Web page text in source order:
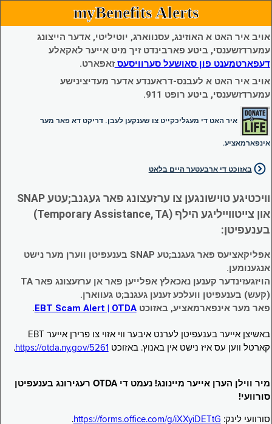
myBenefits Alerts
אויב איר האט א האוזינג, עסנווארג, יוטיליטי, אדער הייצונג
עמערדזשענסי, ביטע פארבינדט זיך מיט אייער לאקאלע
דעפארטמענט פון סאושעל סערוויסעסזאפארט.
אויב איר האט א לעבנס-דראענדע אדער מעדיצינישע
עמערדזשענסי, ביטע רופט 911.
איר האט די מעגליכקייט צו שענקען לעבן. דריקט דא פאר מער
אינפארמאציע.
באזוכט די ארבעטער היים בלאט
וויכטיגע טוישונגען צו ערזעצונג פאר געגנב;עטע SNAP
און צייטווייליגע הילף (Temporary Assistance, TA)
בענעפיטן:
אפליקאציעס פאר געגנב;טע SNAP בענעפיטן ווערן מער נישט
אנגענומען.
הויזגעזינדער קענען נאכאלץ אפּלייען פאר אן ערזעצונג פאר TA
(קעש) בענעפיטן וועלכע זענען געגנב;ט געווארן.
פאר מער אינפארמאציע, באזוכטEBT Scam Alert | OTDA
.
באשיצן אייער בענעפיטן לערנט איבער ווי אזוי צו פרירן אייער EBT
קארטל ווען עס איז נישט אין באנוץ. באזוכט https://otda.ny.gov/5261
.
מיר ווילן הערן אייער מיינונג! נעמט די OTDA רעגירונג בענעפיטן
סורוועי!
סורוועי לינק: https://forms.office.com/g/iXXyiDETtG
.